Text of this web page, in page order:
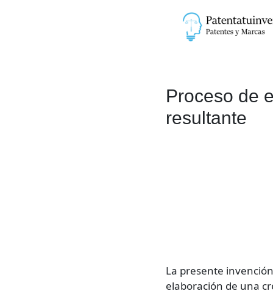
Proceso de
resultante
La presente
elaboración de una